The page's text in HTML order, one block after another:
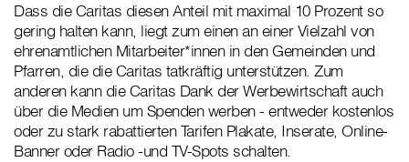
Dass die Caritas diesen Anteil mit maximal 10 Prozent so
gering halten kann, liegt zum einen an einer Vielzahl von
ehrenamtlichen Mitarbeiter*innen in den Gemeinden und
Pfarren, die die Caritas tatkräftig unterstützen. Zum
anderen kann die Caritas Dank der Werbewirtschaft auch
über die Medien um Spenden werben - entweder kostenlos
oder zu stark rabattierten Tarifen Plakate, Inserate, Online-
Banner oder Radio -und TV-Spots schalten.